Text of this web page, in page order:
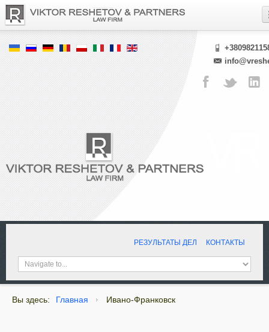
РЕЗУЛЬТАТЫ ДЕЛ КОНТАКТЫ
Вы здесь: Главная Ивано-Франковск